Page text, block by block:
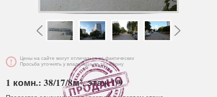
Цены на сайте могут отличаться от фактических
Просьба уточнять у владельца по телефону
1 комн.: 38/17/8м², этаж 1/9